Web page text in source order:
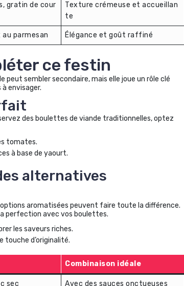
gratin de cour
Texture crémeuse et accueillan
te
parmesan Élégance et goût raffiné
ce festin
peut sembler secondaire, mais elle joue un rôle clé
à envisager.
des boulettes de viande traditionnelles, optez
tomates.
à base de yaourt.
alternatives
aromatisées peuvent faire toute la différence.
perfection avec vos boulettes.
les saveurs riches.
touche d’originalité.
Combinaison idéale
sec Avec des sauces onctueuses